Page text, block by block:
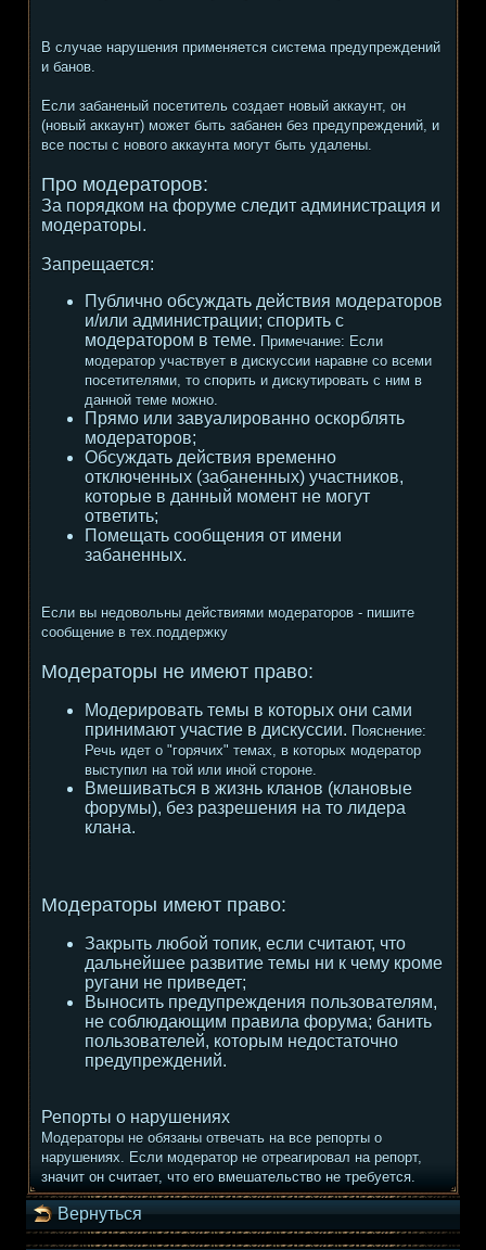
В случае нарушения применяется система предупреждений
и банов.
Если забаненый посетитель создает новый аккаунт, он
(новый аккаунт) может быть забанен без предупреждений, и
все посты с нового аккаунта могут быть удалены.
Про модераторов:
За порядком на форуме следит администрация и
модераторы.
Запрещается:
Публично обсуждать действия модераторов
и/или администрации; спорить с
модератором в теме. Примечание: Если
модератор участвует в дискуссии наравне со всеми
посетителями, то спорить и дискутировать с ним в
данной теме можно.
Прямо или завуалированно оскорблять
модераторов;
Обсуждать действия временно
отключенных (забаненных) участников,
которые в данный момент не могут
ответить;
Помещать сообщения от имени
забаненных.
Если вы недовольны действиями модераторов - пишите
сообщение в тех.поддержку
Модераторы не имеют право:
Модерировать темы в которых они сами
принимают участие в дискуссии. Пояснение:
Речь идет о "горячих" темах, в которых модератор
выступил на той или иной стороне.
Вмешиваться в жизнь кланов (клановые
форумы), без разрешения на то лидера
клана.
Модераторы имеют право:
Закрыть любой топик, если считают, что
дальнейшее развитие темы ни к чему кроме
ругани не приведет;
Выносить предупреждения пользователям,
не соблюдающим правила форума; банить
пользователей, которым недостаточно
предупреждений.
Репорты о нарушениях
Модераторы не обязаны отвечать на все репорты о
нарушениях. Если модератор не отреагировал на репорт,
значит он считает, что его вмешательство не требуется.
Вернуться